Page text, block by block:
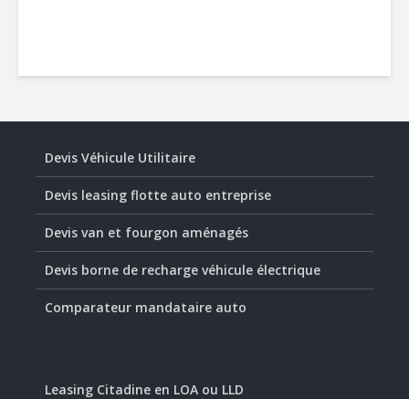
Devis Véhicule Utilitaire
Devis leasing flotte auto entreprise
Devis van et fourgon aménagés
Devis borne de recharge véhicule électrique
Comparateur mandataire auto
Leasing Citadine en LOA ou LLD